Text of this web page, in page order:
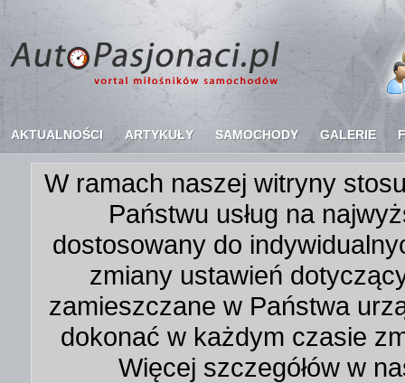
AKTUALNOŚCI ARTYKUŁY SAMOCHODY GALERIE
W ramach naszej witryny
Państwu usług na
dostosowany do
zmiany ustawień
zamieszczane w Państwa
dokonać w każdym czasie
Więcej szczegółów w